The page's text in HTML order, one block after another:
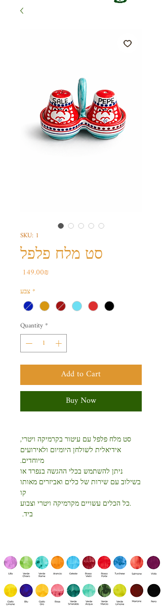
SKU: 1
סט מלח פלפל
‏149.00 ‏₪Price
צבע*
Quantity*
Add to Cart
Buy Now
סט מלח פלפל עם עיטור בקרמיקה ויטרי,
אידיאלית לשולחן היומיום ולאירועים
מיוחדים.
ניתן להשתמש בכלי ההגשה בנפרד או
בשילוב עם שירות של כלים ואביזרים מאותו
קו
.כל הכלים עשויים מקרמיקה ויטרי וצבוע
ביד.